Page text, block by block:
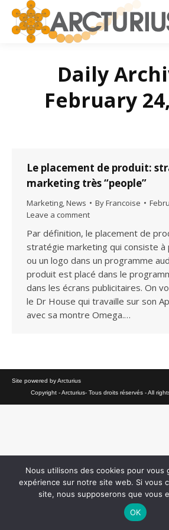
Daily
February
Le placement de produit:
marketing très “people”
Marketing,News ByFrancoise
Leave a comment
Par définition, le placement de
stratégie marketing qui consiste à
ou un logo dans un programme
produit est placé dans le
dans les écrans publicitaires. On
le Dr House qui travaille sur son
avec sa montre Omega.…
Site powered by Arcturius
Copyright - Arcturius- Tous droits réservés - All
Nous utilisons des cookies pour vous
expérience sur notre site web. Si vous
site, nous supposerons que vous
OK